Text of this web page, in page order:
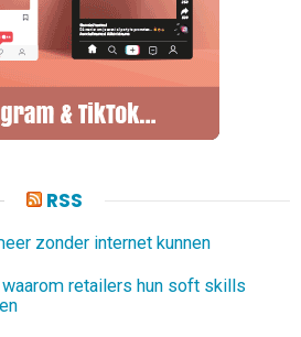
RSS
zonder internet kunnen
retailers hun soft skills